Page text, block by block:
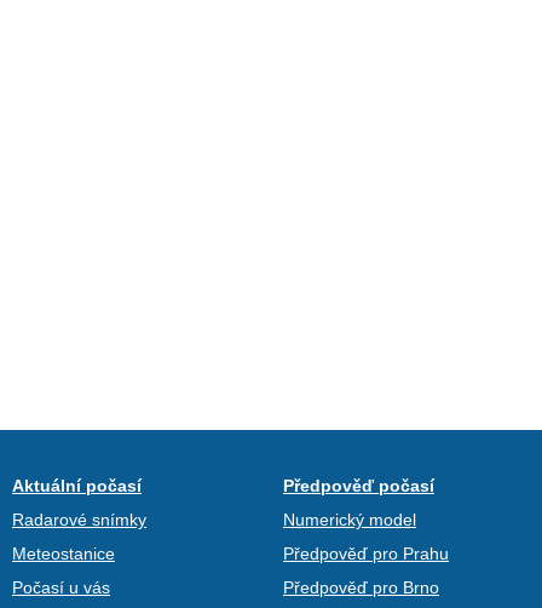
Aktuální počasí
Radarové snímky
Meteostanice
Počasí u vás
Předpověď počasí
Numerický model
Předpověď pro Prahu
Předpověď pro Brno